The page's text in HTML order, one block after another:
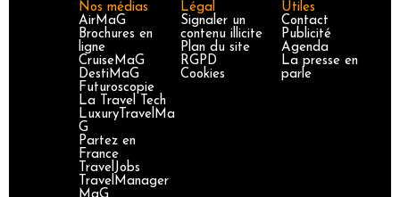
Nos médias
AirMaG
Brochures en
ligne
CruiseMaG
DestiMaG
Futuroscopie
La Travel Tech
LuxuryTravelMa
G
Partez en
France
TravelJobs
TravelManager
Légal
Signaler un
contenu illicite
Plan du site
RGPD
Cookies
Utiles
Contact
Publicité
Agenda
La presse en
parle